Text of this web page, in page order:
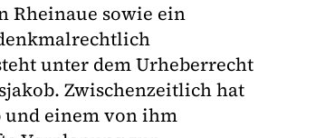
Rheinaue sowie ein
unter dem Urheberrecht
Zwischenzeitlich hat
und einem von ihm